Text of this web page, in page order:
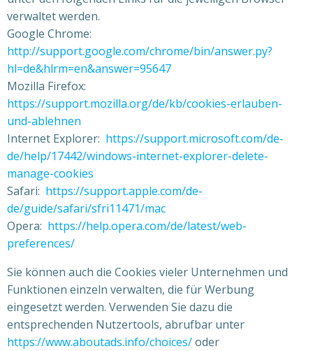
verwaltet werden.
Google Chrome:
http://support.google.com/chrome/bin/answer.py?
hl=de&hlrm=en&answer=95647
Mozilla Firefox:
https://support.mozilla.org/de/kb/cookies-erlauben-
und-ablehnen
Internet Explorer: https://support.microsoft.com/de-
de/help/17442/windows-internet-explorer-delete-
manage-cookies
Safari: https://support.apple.com/de-
de/guide/safari/sfri11471/mac
Opera: https://help.opera.com/de/latest/web-
preferences/
Sie können auch die Cookies vieler Unternehmen und
Funktionen einzeln verwalten, die für Werbung
eingesetzt werden. Verwenden Sie dazu die
entsprechenden Nutzertools, abrufbar unter
https://www.aboutads.info/choices/oder